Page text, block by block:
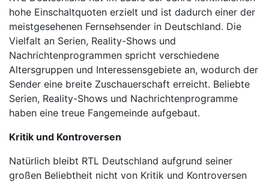
TRT SPOR
A SPOR
TRT BELGESEL
HT SPOR
DMAX
TLC
hohe Einschaltquoten erzielt und ist dadurch einer der
meistgesehenen Fernsehsender in Deutschland. Die
Vielfalt an Serien, Reality-Shows und
Nachrichtenprogrammen spricht verschiedene
Altersgruppen und Interessensgebiete an, wodurch der
Sender eine breite Zuschauerschaft erreicht. Beliebte
Serien, Reality-Shows und Nachrichtenprogramme
haben eine treue Fangemeinde aufgebaut.
Kritik und Kontroversen
Natürlich bleibt RTL Deutschland aufgrund seiner
großen Beliebtheit nicht von Kritik und Kontroversen